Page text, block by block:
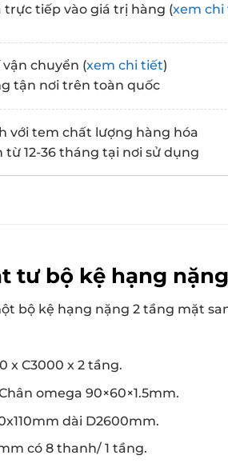
trực tiếp vào giá trị hàng (xem chi
chuyển (xem chi tiết)
tận nơi trên toàn quốc
với tem chất lượng hàng hóa
từ 12-36 tháng tại nơi sử dụng
tư bộ kệ hạng
bộ kệ hạng nặng 2 tầng mặt
x C3000 x 2 tầng.
omega 90×60×1.5mm.
dài D2600mm.
có 8 thanh/ 1 tầng.